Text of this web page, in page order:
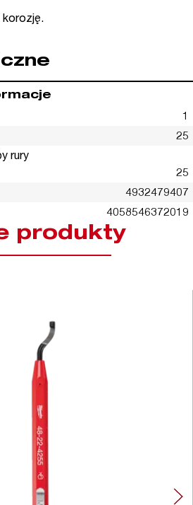
korozję.
1
25
rury
25
4932479407
4058546372019
produkty